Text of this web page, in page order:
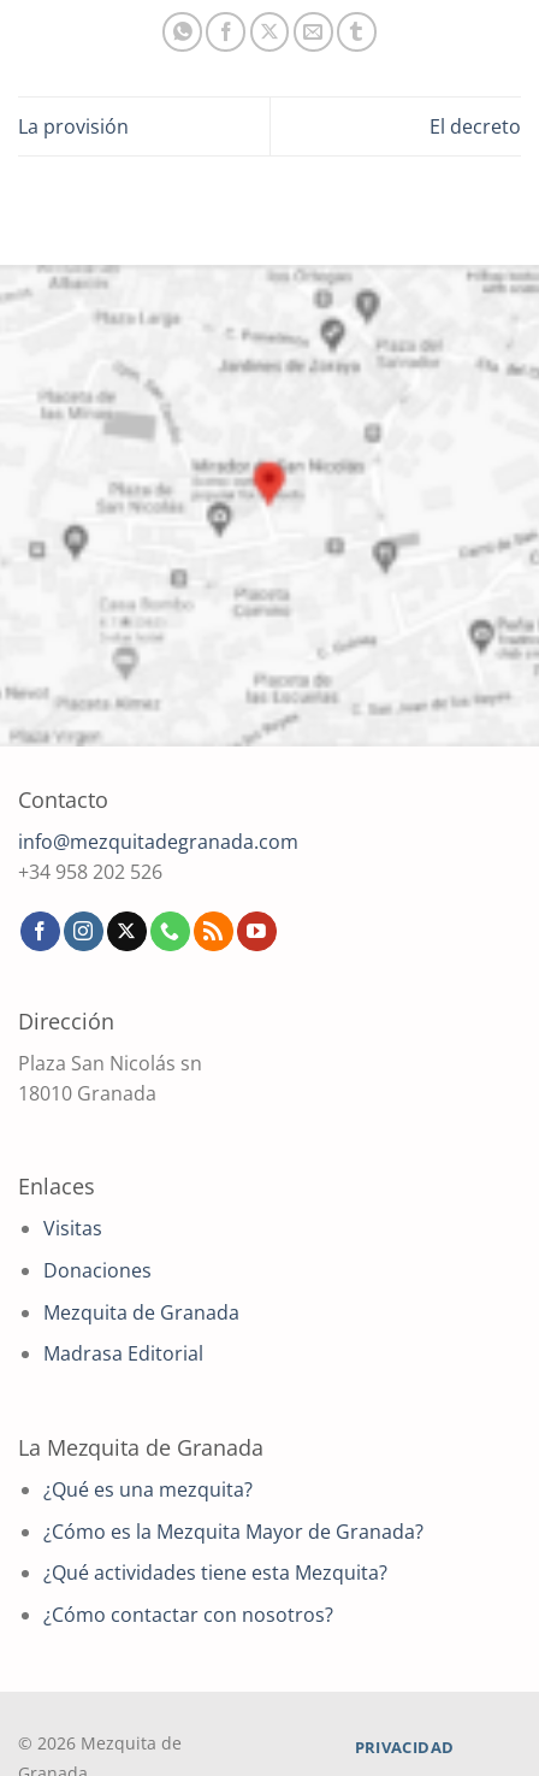
La provisión El decreto
Contacto
info@mezquitadegranada.com
+34 958 202 526
Dirección
Plaza San Nicolás sn
18010 Granada
Enlaces
Visitas
Donaciones
Mezquita de Granada
Madrasa Editorial
La Mezquita de Granada
¿Qué es una mezquita?
¿Cómo es la Mezquita Mayor de Granada?
¿Qué actividades tiene esta Mezquita?
¿Cómo contactar con nosotros?
© 2026 Mezquita de
PRIVACIDAD